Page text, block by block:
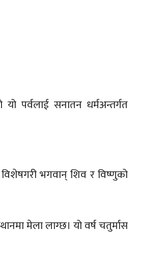
पर्वलाई सनातन धर्मअन्तर्गत
भगवान् शिव र विष्णुको
मेला लाग्छ। यो वर्ष चतुर्मास